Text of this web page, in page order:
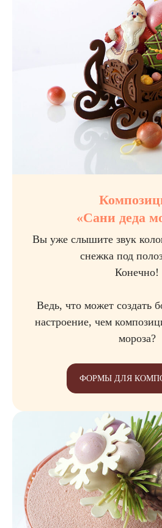
«Сани деда
Вы уже слышите звук
снежка под
Конечно!
Ведь, что может создать
настроение, чем
мороза?
ФОРМЫ ДЛЯ